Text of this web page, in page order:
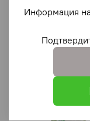
В корзину
Информация